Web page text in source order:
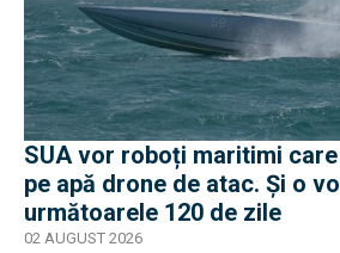
SUA vor roboți maritimi
pe apă drone de atac. Și o
următoarele 120 de zile
02 AUGUST 2026